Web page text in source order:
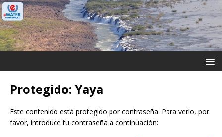
Protegido: Yaya
Este contenido está protegido por contraseña. Para verlo, por
favor, introduce tu contraseña a continuación: